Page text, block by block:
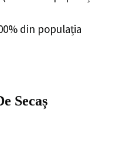
din populația
Secaș